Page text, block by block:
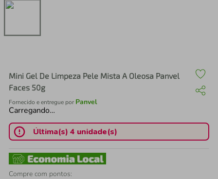
Mini Gel De Limpeza Pele Mista A Oleosa Panvel
Faces 50g
Fornecido e entregue por Panvel
Carregando…
Última(s) 4 unidade(s)
Compre com pontos: